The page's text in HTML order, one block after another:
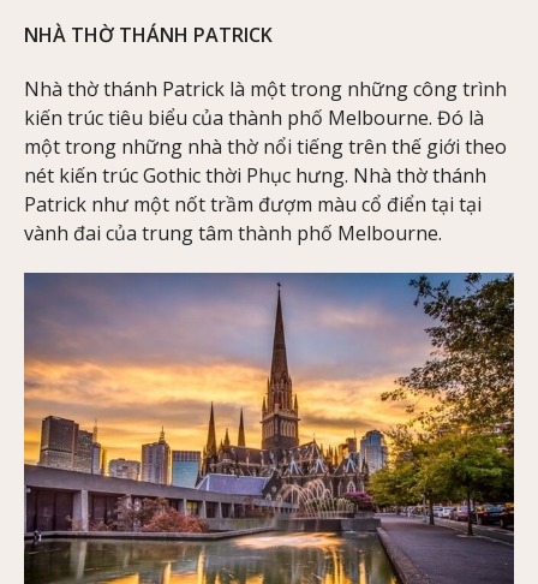
NHÀ THỜ THÁNH PATRICK
Nhà thờ thánh Patrick là một trong những công trình
kiến trúc tiêu biểu của thành phố Melbourne. Đó là
một trong những nhà thờ nổi tiếng trên thế giới theo
nét kiến trúc Gothic thời Phục hưng. Nhà thờ thánh
Patrick như một nốt trầm đượm màu cổ điển tại tại
vành đai của trung tâm thành phố Melbourne.